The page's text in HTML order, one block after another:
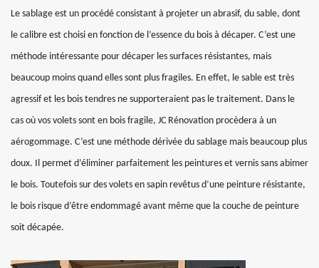
Le sablage est un procédé consistant à projeter un abrasif, du sable, dont
le calibre est choisi en fonction de l’essence du bois à décaper. C’est une
méthode intéressante pour décaper les surfaces résistantes, mais
beaucoup moins quand elles sont plus fragiles. En effet, le sable est très
agressif et les bois tendres ne supporteraient pas le traitement. Dans le
cas où vos volets sont en bois fragile, JC Rénovation procèdera à un
aérogommage. C’est une méthode dérivée du sablage mais beaucoup plus
doux. Il permet d’éliminer parfaitement les peintures et vernis sans abimer
le bois. Toutefois sur des volets en sapin revêtus d’une peinture résistante,
le bois risque d’être endommagé avant même que la couche de peinture
soit décapée.